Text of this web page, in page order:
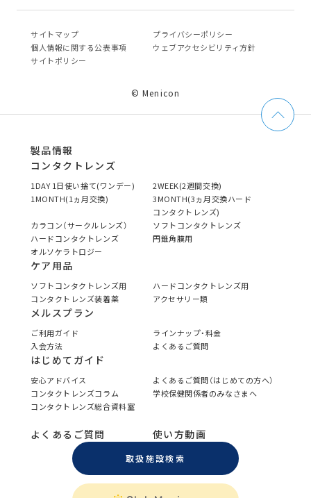
サイトマップ
プライバシーポリシー
個⼈情報に関する公表事項
ウェブアクセシビリティ方針
サイトポリシー
© Menicon
製品情報
コンタクトレンズ
1DAY 1日使い捨て(ワンデー)
2WEEK(2週間交換)
1MONTH(1ヵ月交換)
3MONTH(3ヵ月交換ハード
コンタクトレンズ)
カラコン（サークルレンズ）
ソフトコンタクトレンズ
ハードコンタクトレンズ
円錐角膜用
オルソケラトロジー
ケア用品
ソフトコンタクトレンズ用
ハードコンタクトレンズ用
コンタクトレンズ装着薬
アクセサリー類
メルスプラン
ご利用ガイド
ラインナップ・料金
入会方法
よくあるご質問
はじめてガイド
安心アドバイス
よくあるご質問（はじめての方へ）
コンタクトレンズコラム
学校保健関係者のみなさまへ
コンタクトレンズ総合資料室
よくあるご質問 使い方動画
取扱施設検索